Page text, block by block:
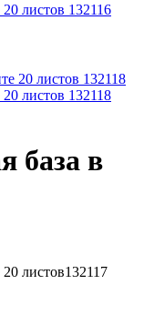
листов 132116
листов 132118
база в
листов132117